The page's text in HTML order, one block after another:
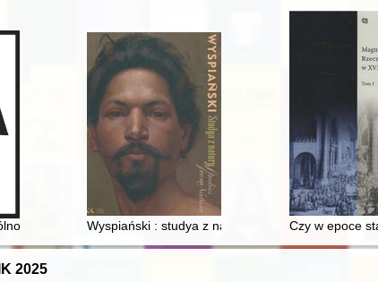
działalności
Konferencji Naukowej "Ruchy kobiece na ziemiach
Wyspiański : studya z natury : pokaz nieznanych
Czy w epoce
2025